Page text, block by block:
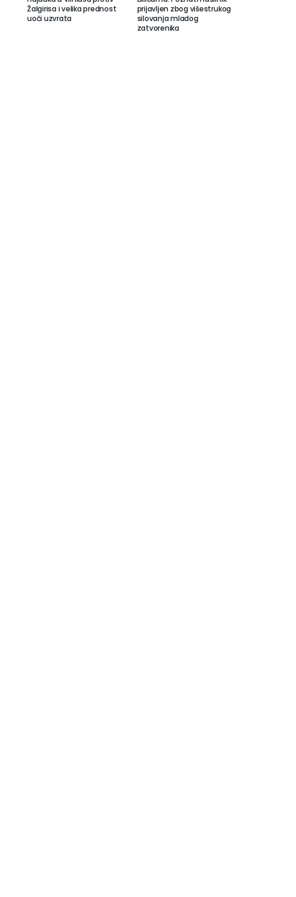
Žalgirisa i velika prednost
uoči uzvrata
prijavljen zbog višestrukog
silovanja mladog
zatvorenika